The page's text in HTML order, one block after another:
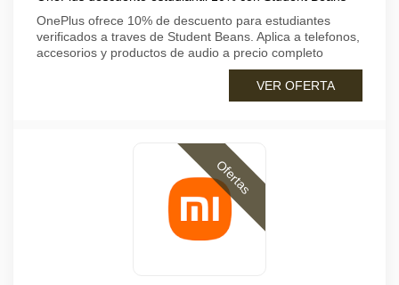
OnePlus ofrece 10% de descuento para estudiantes
verificados a traves de Student Beans. Aplica a telefonos,
accesorios y productos de audio a precio completo
VER OFERTA
Ofertas